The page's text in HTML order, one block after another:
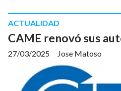
CAME renovó sus
Jose Matoso
ACTUALIDAD
27/03/2025